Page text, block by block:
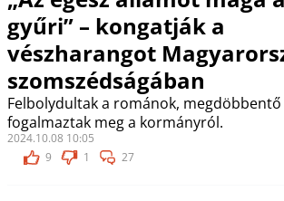
gyűri” – kongatják a
vészharangot
szomszédságában
Felbolydultak a románok,
fogalmaztak meg a kormányról.
2024.10.08 10:05
9
1 27